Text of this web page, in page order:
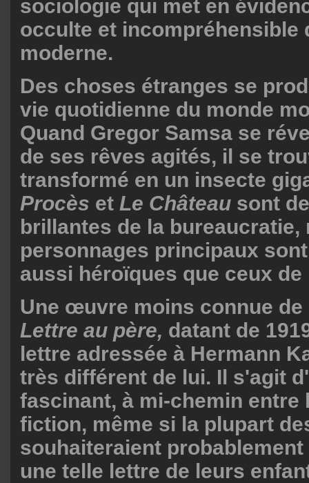
sociologie qui met en
occulte et incompréhensible
moderne.
Des choses étranges se
vie quotidienne du monde
Quand Gregor Samsa se
de ses rêves agités, il se
transformé en un insecte
Procès et Le Château sont
brillantes de la bureaucratie,
personnages principaux
aussi héroïques que ceux
Une œuvre moins connue de
Lettre au père, datant de
lettre adressée à Hermann
très différent de lui. Il s'agit
fascinant, à mi-chemin entre
fiction, même si la plupart
souhaiteraient
une telle lettre de leurs